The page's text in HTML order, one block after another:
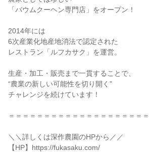
「バウムクーヘン専門店」をオープン！
2014年には
6次産業化地産地消法で認定された
レストラン「ルフカサク」を運営。
生産・加工・販売まで一貫することで、
“農業の新しい可能性を切り開く”
チャレンジを続けています！
＝＝＝＝＝＝＝＝＝＝＝＝＝＝＝＝＝＝＝＝
＼＼詳しくは深作農園のHPから／／
【HP】https://fukasaku.com/